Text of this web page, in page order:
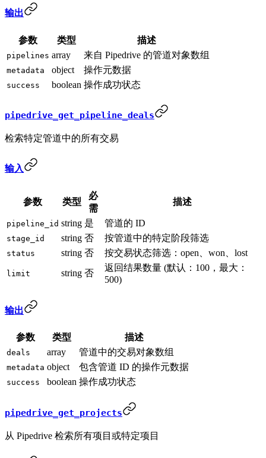
输出
参数 类型 描述
pipelines array 来自 Pipedrive 的管道对象数组
metadata object 操作元数据
success boolean 操作成功状态
pipedrive_get_pipeline_deals
检索特定管道中的所有交易
输入
参数 类型
必
需
描述
pipeline_id string 是 管道的 ID
stage_id string 否 按管道中的特定阶段筛选
status string 否 按交易状态筛选：open、won、lost
limit string 否
返回结果数量 (默认：100，最大：
500)
输出
参数 类型 描述
deals array 管道中的交易对象数组
metadata object 包含管道 ID 的操作元数据
success boolean 操作成功状态
pipedrive_get_projects
从 Pipedrive 检索所有项目或特定项目